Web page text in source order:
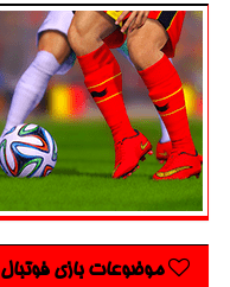
موضوعات بازی فوتبال